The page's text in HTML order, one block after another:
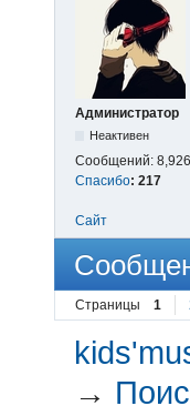
Администратор
Неактивен
Сообщений: 8,926
Спасибо: 217
Сайт
Страницы 1
→